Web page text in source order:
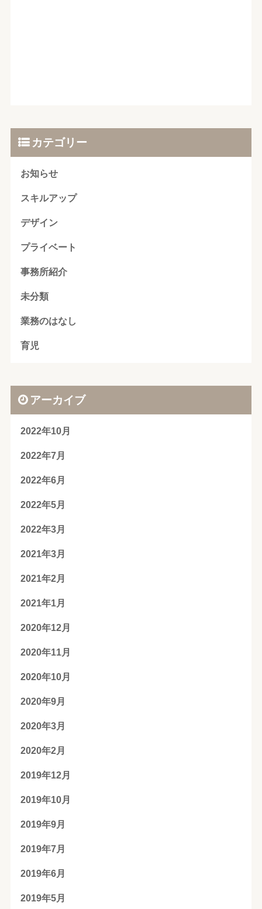
カテゴリー
お知らせ
スキルアップ
デザイン
プライベート
事務所紹介
未分類
業務のはなし
育児
アーカイブ
2022年10月
2022年7月
2022年6月
2022年5月
2022年3月
2021年3月
2021年2月
2021年1月
2020年12月
2020年11月
2020年10月
2020年9月
2020年3月
2020年2月
2019年12月
2019年10月
2019年9月
2019年7月
2019年6月
2019年5月